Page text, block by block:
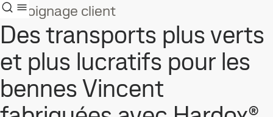
Témoignage client
Des transports plus verts
et plus lucratifs pour les
bennes Vincent